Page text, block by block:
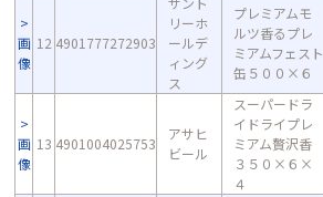
画
像
12 4901777272903
リーホ
ールデ
ィング
ス
プレミアムモ
ルツ香るプレ
ミアムフェスト
缶５００×６
画
像
13 4901004025753
アサヒ
ビール
スーパードラ
イドライプレ
ミアム贅沢香
３５０×６×
４